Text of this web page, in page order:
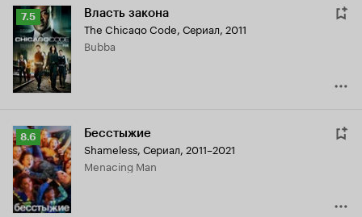
Рейтинг
Кинопоиска
7.5
7.5 Власть закона
The Chicago Code, Сериал, 2011
Bubba
Рейтинг
Кинопоиска
8.6
8.6 Бесстыжие
Shameless, Сериал, 2011–2021
Menacing Man